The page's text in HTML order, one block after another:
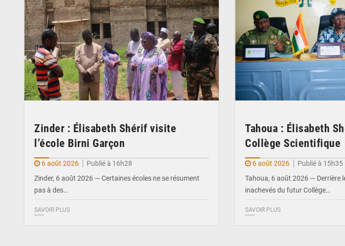
Zinder : Élisabeth Shérif visite
l’école Birni Garçon
6 août 2026
Publié à 16h28
Zinder, 6 août 2026 — Certaines écoles ne se résument
pas à des…
SAVOIR PLUS
Tahoua : Élisabeth
Collège Scientifique
6 août 2026
Publié à 15h35
Tahoua, 6 août 2026 — Derrière
inachevés du futur Collège…
SAVOIR PLUS